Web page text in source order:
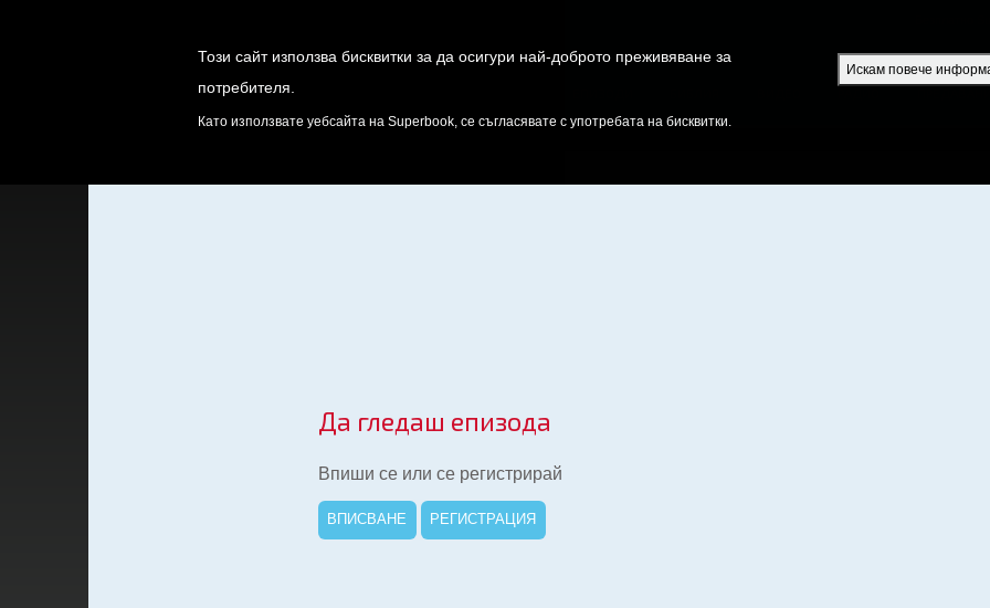
Този сайт използва бисквитки за да осигури най-доброто преживяване за
потребителя.
Като използвате уебсайта на Superbook, се съгласявате с употребата на бисквитки.
Искам повече
Да гледаш епизода
Впиши се или се регистрирай
ВПИСВАНЕ РЕГИСТРАЦИЯ